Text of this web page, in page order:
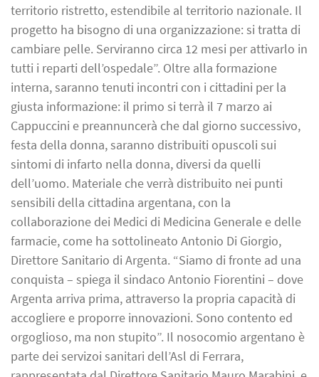
territorio ristretto, estendibile al territorio nazionale. Il
progetto ha bisogno di una organizzazione: si tratta di
cambiare pelle. Serviranno circa 12 mesi per attivarlo in
tutti i reparti dell’ospedale”. Oltre alla formazione
interna, saranno tenuti incontri con i cittadini per la
giusta informazione: il primo si terrà il 7 marzo ai
Cappuccini e preannuncerà che dal giorno successivo,
festa della donna, saranno distribuiti opuscoli sui
sintomi di infarto nella donna, diversi da quelli
dell’uomo. Materiale che verrà distribuito nei punti
sensibili della cittadina argentana, con la
collaborazione dei Medici di Medicina Generale e delle
farmacie, come ha sottolineato Antonio Di Giorgio,
Direttore Sanitario di Argenta. “Siamo di fronte ad una
conquista – spiega il sindaco Antonio Fiorentini – dove
Argenta arriva prima, attraverso la propria capacità di
accogliere e proporre innovazioni. Sono contento ed
orgoglioso, ma non stupito”. Il nosocomio argentano è
parte dei servizoi sanitari dell’Asl di Ferrara,